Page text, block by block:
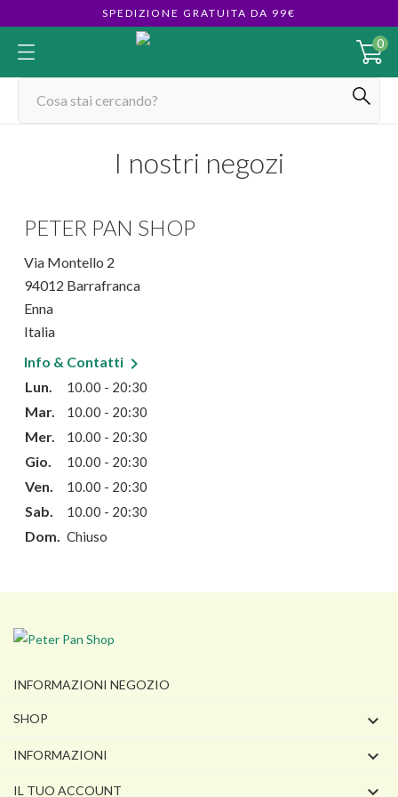
SPEDIZIONE GRATUITA DA 99€
0
I nostri negozi
PETER PAN SHOP
Via Montello 2
94012 Barrafranca
Enna
Italia
Info & Contatti 
Lun. 10.00 - 20:30
Mar. 10.00 - 20:30
Mer. 10.00 - 20:30
Gio. 10.00 - 20:30
Ven. 10.00 - 20:30
Sab. 10.00 - 20:30
Dom. Chiuso
INFORMAZIONI NEGOZIO
SHOP 
INFORMAZIONI 
IL TUO ACCOUNT 